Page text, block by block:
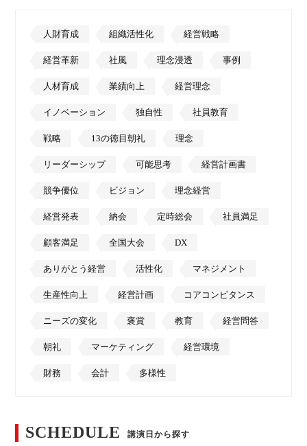
人財育成 組織活性化 経営戦略
経営革新 社風 理念浸透 事例
人材育成 業績向上 経営理念
イノベーション 独自性 社員教育
戦略 13の徳目朝礼 理念
リーダーシップ 可能思考 経営計画書
競争優位 ビジョン 理念経営
経営発表 納会 定時総会 社員満足
顧客満足 全国大会 DX
ありがとう経営 活性化 マネジメント
生産性向上 経営計画 コアコンピタンス
ニーズの変化 褒賞 教育 経営問答
朝礼 マーケティング 経営環境
財務 会計 多様性
SCHEDULE 講演日から探す